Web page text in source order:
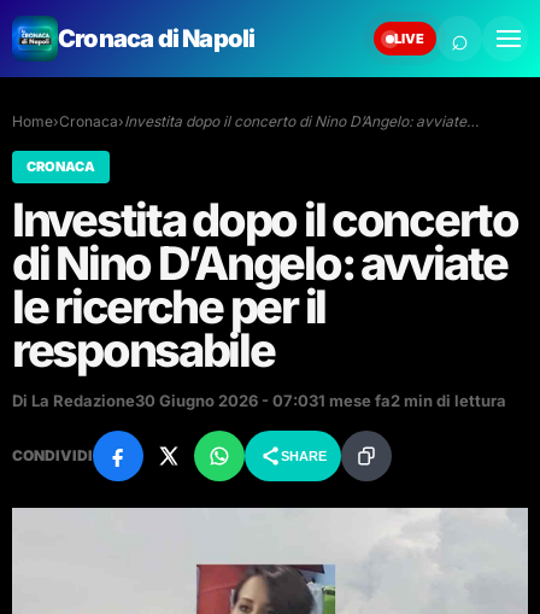
Cronaca di Napoli LIVE ⌕
Home›Cronaca›Investita dopo il concerto di Nino D’Angelo: avviate…
CRONACA
Investita dopo il concerto
di Nino D’Angelo: avviate
le ricerche per il
responsabile
Di La Redazione30 Giugno 2026 - 07:031 mese fa2 min di lettura
CONDIVIDI SHARE